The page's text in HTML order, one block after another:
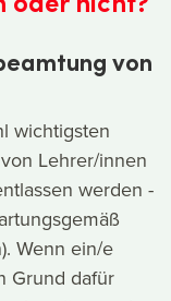
von
wichtigsten
Lehrer/innen
werden -
Wenn ein/e
Grund dafür